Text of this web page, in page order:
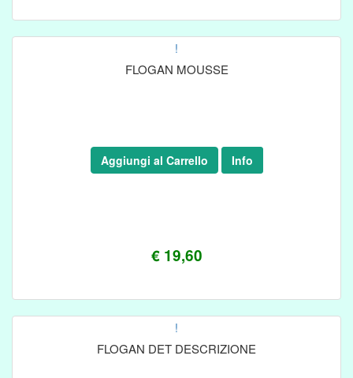
!
FLOGAN MOUSSE
€ 19,60
Aggiungi al Carrello Info
!
FLOGAN DET DESCRIZIONE